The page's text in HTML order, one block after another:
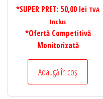
*SUPER PRET:50,00 lei TVA
Inclus
*Ofertă Competitivă
Monitorizată
Adaugă în coș